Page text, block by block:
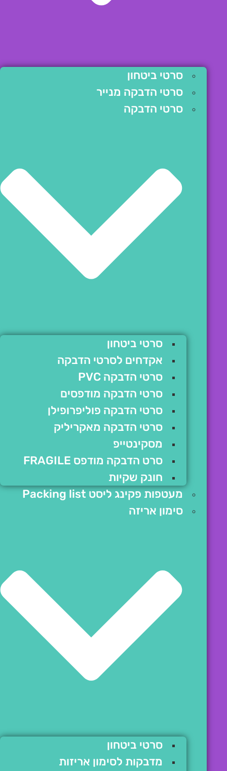
סרטי ביטחון
סרטי הדבקה מנייר
סרטי הדבקה
סרטי ביטחון
אקדחים לסרטי הדבקה
סרטי הדבקה PVC
סרטי הדבקה מודפסים
סרטי הדבקה פוליפרופילן
סרטי הדבקה מאקריליק
מסקינטייפ
סרט הדבקה מודפס FRAGILE
חונק שקיות
מעטפות פקינג ליסט Packing list
סימון אריזה
סרטי ביטחון
מדבקות לסימון אריזות